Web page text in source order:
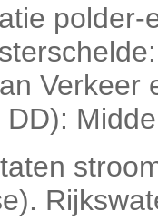
Verkeer
DD):